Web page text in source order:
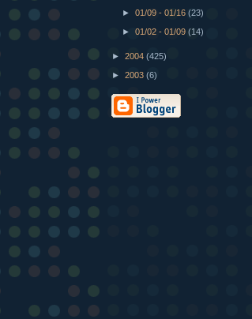
►01/09 - 01/16(23)
►01/02 - 01/09(14)
► 2004 (425)
► 2003 (6)